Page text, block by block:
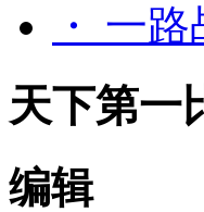
・ 一
天下第一
编辑